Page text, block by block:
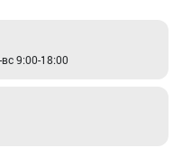
9:00-18:00